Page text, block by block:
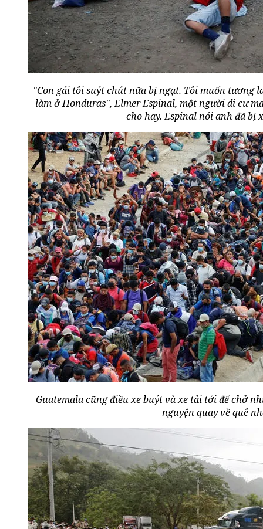
"Con gái tôi suýt chút nữa bị ngạt. Tôi muốn tương
làm ở Honduras", Elmer Espinal, một người di cư
cho hay. Espinal nói anh đã bị
Guatemala cũng điều xe buýt và xe tải tới để chở
nguyện quay về quê